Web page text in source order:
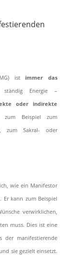
istimmer das
Energie –
oder indirekte
, zum Beispiel zum
zum Sakral- oder
wie ein Manifestor
kann zum Beispiel
verwirklichen,
muss. Dies ist eine
der manifestierende
sie gezielt einsetzt.